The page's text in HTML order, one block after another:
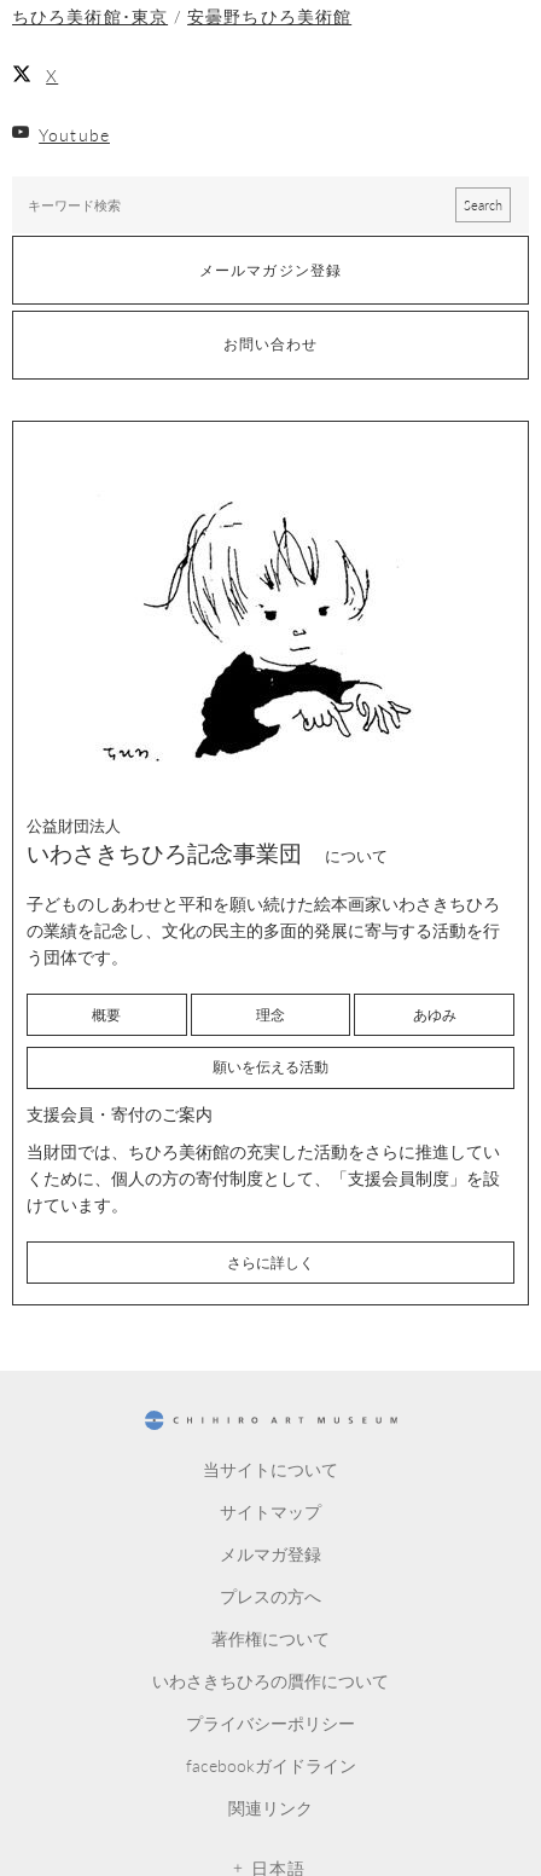
ちひろ美術館･東京
安曇野ちひろ美術館
X
Youtube
メールマガジン登録
お問い合わせ
公益財団法人
いわさきちひろ記念事業団 について
子どものしあわせと平和を願い続けた絵本画家いわさきちひろ
の業績を記念し、文化の民主的多面的発展に寄与する活動を行
う団体です。
概要 理念 あゆみ
願いを伝える活動
支援会員・寄付のご案内
当財団では、ちひろ美術館の充実した活動をさらに推進してい
くために、個人の方の寄付制度として、「支援会員制度」を設
けています。
さらに詳しく
当サイトについて
サイトマップ
メルマガ登録
プレスの方へ
著作権について
いわさきちひろの贋作について
プライバシーポリシー
facebookガイドライン
関連リンク
日本語